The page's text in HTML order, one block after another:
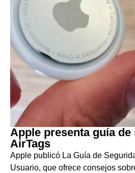
Apple presenta guía
AirTags
Apple publicó La Guía de
Usuario, que ofrece consejos